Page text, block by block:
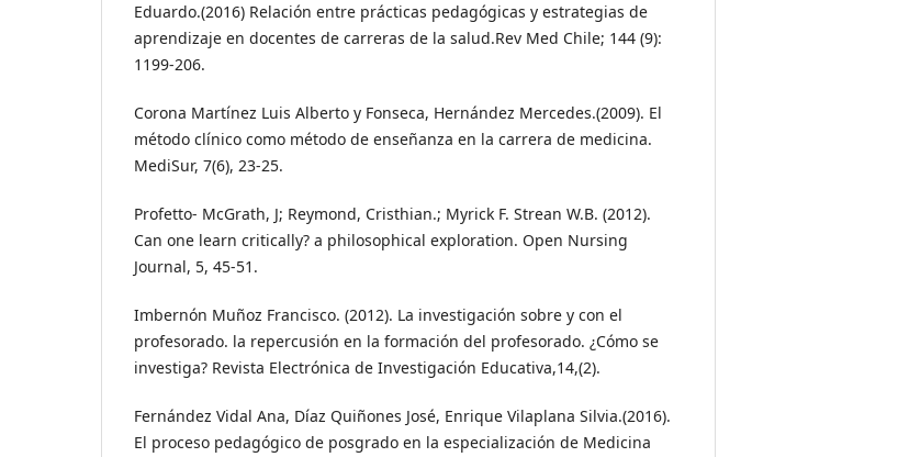
Eduardo.(2016) Relación entre prácticas pedagógicas y estrategias de
aprendizaje en docentes de carreras de la salud.Rev Med Chile; 144 (9):
1199-206.
Corona Martínez Luis Alberto y Fonseca, Hernández Mercedes.(2009). El
método clínico como método de enseñanza en la carrera de medicina.
MediSur, 7(6), 23-25.
Profetto- McGrath, J; Reymond, Cristhian.; Myrick F. Strean W.B. (2012).
Can one learn critically? a philosophical exploration. Open Nursing
Journal, 5, 45-51.
Imbernón Muñoz Francisco. (2012). La investigación sobre y con el
profesorado. la repercusión en la formación del profesorado. ¿Cómo se
investiga? Revista Electrónica de Investigación Educativa,14,(2).
Fernández Vidal Ana, Díaz Quiñones José, Enrique Vilaplana Silvia.(2016).
El proceso pedagógico de posgrado en la especialización de Medicina